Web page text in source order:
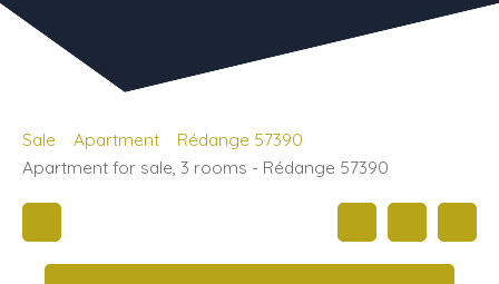
Sale Apartment
Rédange 57390
Apartment for sale, 3 rooms - Rédange 57390